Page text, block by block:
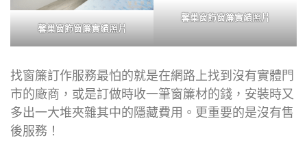
馨巢窗飾窗簾實績照片
馨巢窗飾窗簾實績照片
找窗簾訂作服務最怕的就是在網路上找到沒有實體門
市的廠商，或是訂做時收一筆窗簾材的錢，安裝時又
多出一大堆夾雜其中的隱藏費用。更重要的是沒有售
後服務！